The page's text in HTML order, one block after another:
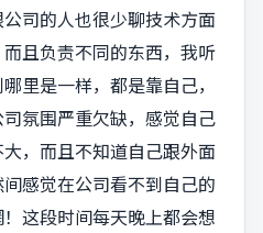
司的人也很少聊技术方面
且负责不同的东西，我听
里是一样，都是靠自己，
氛围严重欠缺，感觉自己
，而且不知道自己跟外面
感觉在公司看不到自己的
这段时间每天晚上都会想